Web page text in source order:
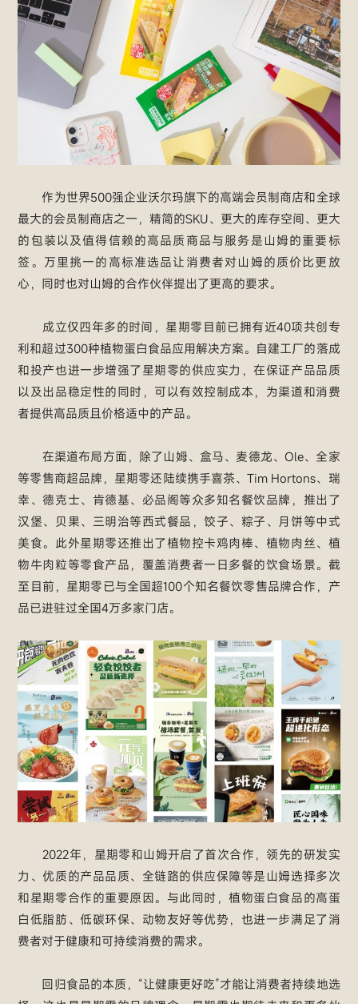
作为世界500强企业沃尔玛旗下的高端会员制商店和全球
最大的会员制商店之一，精简的SKU、更大的库存空间、更大
的包装以及值得信赖的高品质商品与服务是山姆的重要标
签。万里挑一的高标准选品让消费者对山姆的质价比更放
心，同时也对山姆的合作伙伴提出了更高的要求。
成立仅四年多的时间，星期零目前已拥有近40项共创专
利和超过300种植物蛋白食品应用解决方案。自建工厂的落成
和投产也进一步增强了星期零的供应实力，在保证产品品质
以及出品稳定性的同时，可以有效控制成本，为渠道和消费
者提供高品质且价格适中的产品。
在渠道布局方面，除了山姆、盒马、麦德龙、Ole、全家
等零售商超品牌，星期零还陆续携手喜茶、Tim Hortons、瑞
幸、德克士、肯德基、必品阁等众多知名餐饮品牌，推出了
汉堡、贝果、三明治等西式餐品，饺子、粽子、月饼等中式
美食。此外星期零还推出了植物控卡鸡肉棒、植物肉丝、植
物牛肉粒等零食产品，覆盖消费者一日多餐的饮食场景。截
至目前，星期零已与全国超100个知名餐饮零售品牌合作，产
品已进驻过全国4万多家门店。
2022年，星期零和山姆开启了首次合作，领先的研发实
力、优质的产品品质、全链路的供应保障等是山姆选择多次
和星期零合作的重要原因。与此同时，植物蛋白食品的高蛋
白低脂肪、低碳环保、动物友好等优势，也进一步满足了消
费者对于健康和可持续消费的需求。
回归食品的本质，“让健康更好吃”才能让消费者持续地选